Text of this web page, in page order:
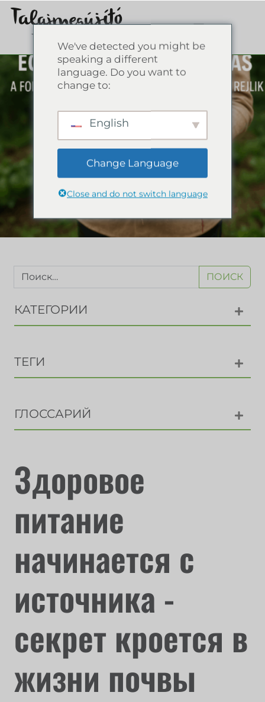
ПОИСК
КАТЕГОРИИ
ТЕГИ
ГЛОССАРИЙ
Здоровое
питание
начинается с
источника -
секрет кроется в
жизни почвы
We've detected you might be
speaking a different
language. Do you want to
change to:
English
Change Language
Close and do not switch language